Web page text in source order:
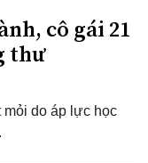
cô gái 21
thư
mỏi do áp lực học